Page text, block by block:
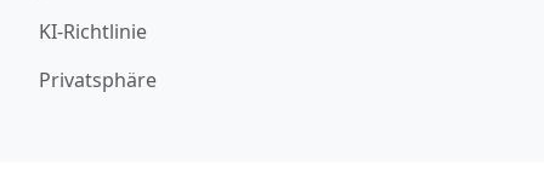
KI-Richtlinie
Privatsphäre